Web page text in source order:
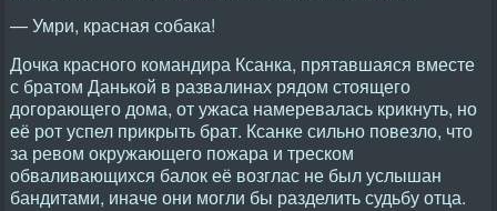
— Умри, красная собака!
Дочка красного командира Ксанка, прятавшаяся вместе
с братом Данькой в развалинах рядом стоящего
догорающего дома, от ужаса намеревалась крикнуть, но
её рот успел прикрыть брат. Ксанке сильно повезло, что
за ревом окружающего пожара и треском
обваливающихся балок её возглас не был услышан
бандитами, иначе они могли бы разделить судьбу отца.